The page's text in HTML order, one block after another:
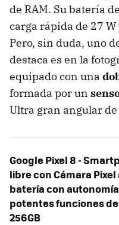
de RAM. Su batería
carga rápida de 27
Pero, sin duda, uno
destaca es en la
equipado con una
formada por un
Ultra gran angular de
Google Pixel 8 -
libre con Cámara
batería con
potentes funciones
256GB